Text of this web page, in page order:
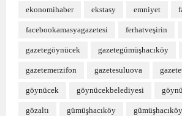
ekonomihaber ekstasy emniyet
facebookamasyagazetesi ferhatveşirin
gazetegöynücek gazetegümüşhacıköy
gazetemerzifon gazetesuluova
göynücek göynücekbelediyesi
gözaltı gümüşhacıköy